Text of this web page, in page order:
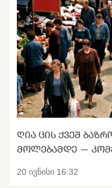
ᲦᲘᲐ ᲪᲘᲡ ᲥᲕᲔᲨ
ᲛᲝᲚᲔᲑᲐᲛᲓᲔ —
20 ივნისი 16:32